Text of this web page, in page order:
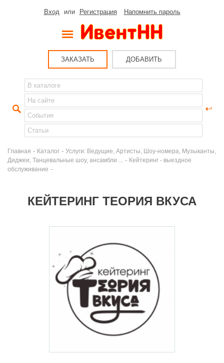
Вход или Регистрация Напомнить пароль
ЗАКАЗАТЬ ДОБАВИТЬ
Главная - Каталог - Услуги: Ведущие, Артисты, Шоу-номера, Музыканты,
Диджеи, Танцевальные шоу, ансамбли ...
- Кейтеринг - выездное
обслуживание -
КЕЙТЕРИНГ ТЕОРИЯ ВКУСА